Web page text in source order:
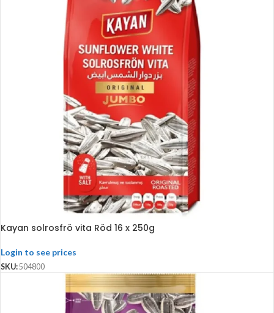
Kayan solrosfrö vita Röd 16 x 250g
Login to see prices
SKU:504800